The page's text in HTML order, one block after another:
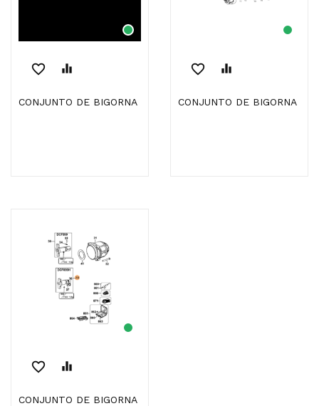
favorite_border equalizer
CONJUNTO DE BIGORNA
favorite_border equalizer
CONJUNTO DE BIGORNA
favorite_border equalizer
CONJUNTO DE BIGORNA